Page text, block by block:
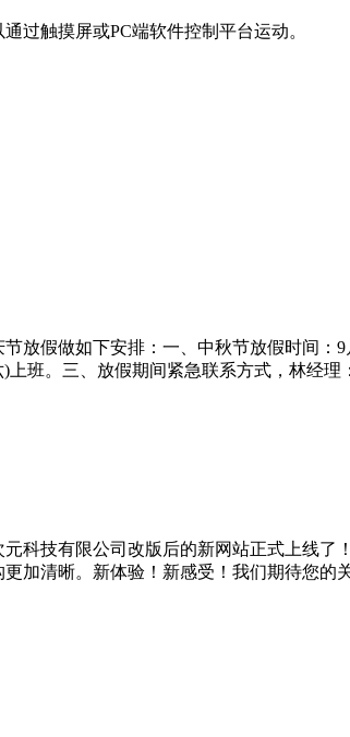
过触摸屏或PC端软件控制平台运动。
假做如下安排：一、中秋节放假时间：9
班。三、放假期间紧急联系方式，林经理
技有限公司改版后的新网站正式上线了
加清晰。新体验！新感受！我们期待您的